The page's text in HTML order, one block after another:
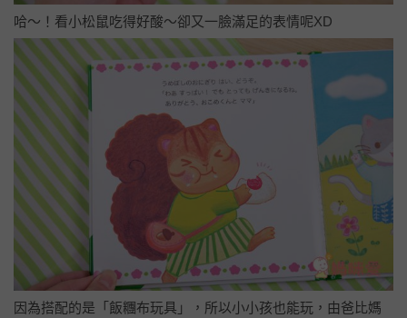
哈～！看小松鼠吃得好酸～卻又一臉滿足的表情呢XD
因為搭配的是「飯糰布玩具」，所以小小孩也能玩，由爸比媽